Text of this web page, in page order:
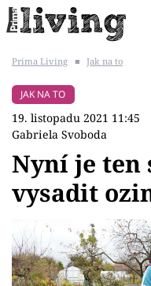
BYDLENÍ SLAVNÝCH
Témata
Bydlení
Zahrada
Prima Living ■ Jak na to
JAK NA TO
19. listopadu 2021 11:45
Gabriela Svoboda
Nyní je ten
vysadit